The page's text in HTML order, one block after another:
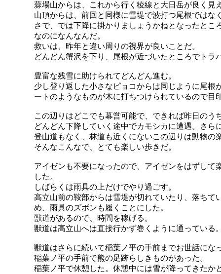
蒜場山からは、これから行く稜線と大日岳が良く
山頂からは、前回と同様に雪堤で波打つ尾根では
さで、では下降に掛かりましょうかねとなったと
なのになんなんだ。
救いは、昨年と違い周りの視界が良いことだ。
どんどん蟹沢を下り、尾根が近づいたところでトラ
豊富な残雪に助けられてどんどん進む。
少し登り返した小さなピョコからは同じように尾
ートのようなものが木に打ちつけられているので目
この辺りはどこでも幕営可能で、できれば昨日の
どんどん下降していく途中でカモシカに遭遇。さら
登山道もなく、林道も近くにないこの辺りは動物の
そんなこんなで、とても楽しい歩きだ。
アイゼンも不要になったので、アイゼンをはずし
した。
しばらくは雨具の上だけでやり過ごす。
高立山前の鞍部からは雪堤が切れていたり、落ち
め、雨具のズボンも履くことにした。
獣道があるので、時間を稼げる。
獣道は高立山へは直接行かず巻くように通ってい
獣道はさらに続いて稲葉ノ平の手前までお世話にな
稲葉ノ平の手前で熊の足跡らしきものがあった。
稲葉ノ平で休憩した。休憩中には雪が降ってきた